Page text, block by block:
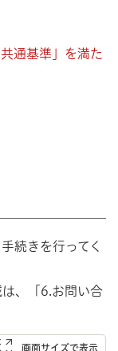
通基準」を満た
続きを行ってく
、「6.お問い合
画面サイズで表示